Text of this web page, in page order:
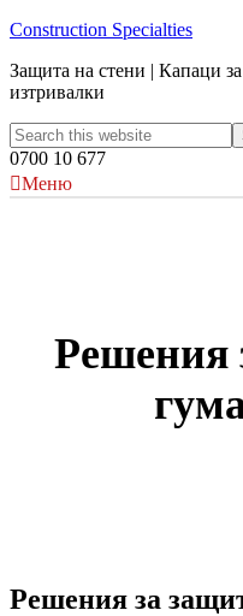
Construction Specialties
Защита на стени | Капаци
изтривалки
0700 10 677
Меню
Решения
Решения за